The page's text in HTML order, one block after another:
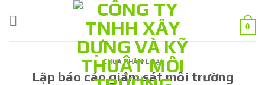
0
CHƯA PHÂN LOẠI
Lập báo cáo giám sát môi trường